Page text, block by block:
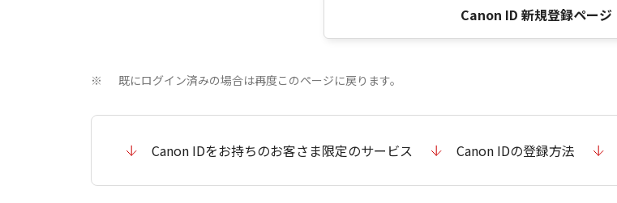
Canon ID 新規登録ページ
※ 既にログイン済みの場合は再度このページに戻ります。
Canon IDをお持ちのお客さま限定のサービス Canon IDの登録方法